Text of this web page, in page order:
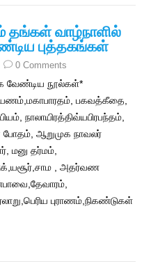
வாழ்நாளில்
புத்தகங்கள்
0 Comments
வேண்டிய நூல்கள்*
பகவத்கீதை,
நாலாயிரத்திவ்யபிரபந்தம்,
ஆறுமுக நாவலர்
மனு தர்மம்,
, அதர்வண
புராணம்,நிகண்டுகள்